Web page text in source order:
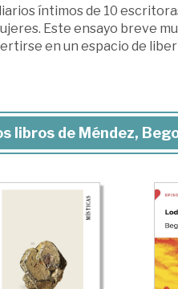
íntimos de 10
Este ensayo breve
en un espacio de
libros de Méndez,